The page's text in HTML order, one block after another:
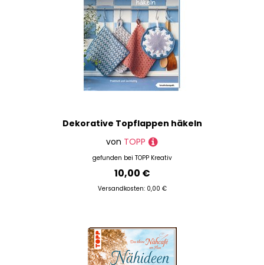
Dekorative Topflappen häkeln
von TOPP
gefunden bei TOPP Kreativ
10,00 €
Versandkosten: 0,00 €